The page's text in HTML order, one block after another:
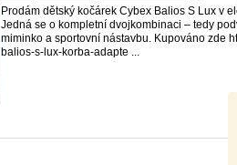
Prodám dětský kočárek Cybex Balios S Lux v
Jedná se o kompletní dvojkombinaci – tedy
miminko a sportovní nástavbu. Kupováno zde
balios-s-lux-korba-adapte ...